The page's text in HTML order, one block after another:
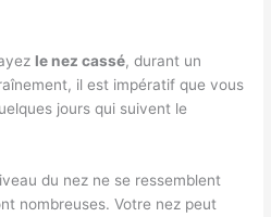
le nez cassé, durant un
il est impératif que vous
jours qui suivent le
du nez ne se ressemblent
nombreuses. Votre nez peut